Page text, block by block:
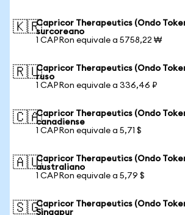
🇰🇷Capricor Therapeutics (Ondo
surcoreano
1 CAPRon equivale a 5758,22 ₩
🇷🇺Capricor Therapeutics (Ondo
ruso
1 CAPRon equivale a 336,46 ₽
🇨🇦Capricor Therapeutics (Ondo
canadiense
1 CAPRon equivale a 5,71 $
🇦🇺Capricor Therapeutics (Ondo
australiano
1 CAPRon equivale a 5,79 $
🇸🇬Capricor Therapeutics (Ondo
Singapur